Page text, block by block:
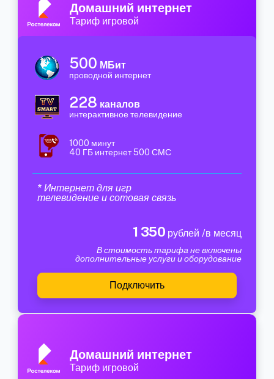
Домашний интернет
Тариф игровой
500 МБит
проводной интернет
228 каналов
интерактивное телевидение
1000 минут
40 ГБ интернет 500 СМС
* Интернет для игр
телевидение и сотовая связь
1 350 рублей /в месяц
В стоимость тарифа не включены
дополнительные услуги и оборудование
Подключить
Домашний интернет
Тариф игровой